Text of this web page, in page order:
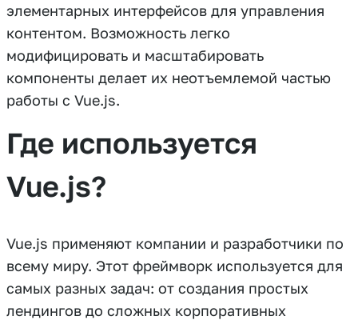
элементарных интерфейсов для управления
контентом. Возможность легко
модифицировать и масштабировать
компоненты делает их неотъемлемой частью
работы с Vue.js.
Где используется
Vue.js?
Vue.js применяют компании и разработчики по
всему миру. Этот фреймворк используется для
самых разных задач: от создания простых
лендингов до сложных корпоративных